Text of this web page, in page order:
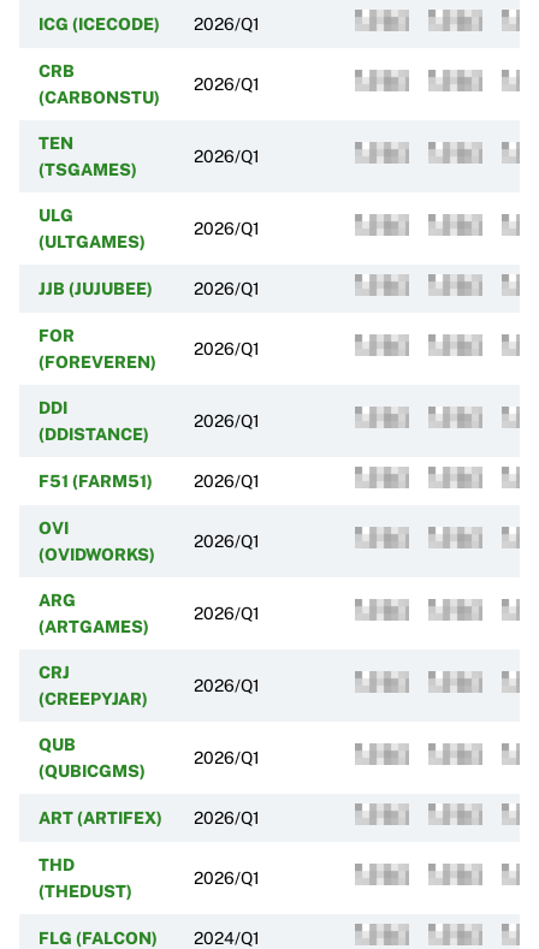
ICG (ICECODE) 2026/Q1
CRB
(CARBONSTU)
2026/Q1
TEN
(TSGAMES)
2026/Q1
ULG
(ULTGAMES)
2026/Q1
JJB (JUJUBEE) 2026/Q1
FOR
(FOREVEREN)
2026/Q1
DDI
(DDISTANCE)
2026/Q1
F51 (FARM51) 2026/Q1
OVI
(OVIDWORKS)
2026/Q1
ARG
(ARTGAMES)
2026/Q1
CRJ
(CREEPYJAR)
2026/Q1
QUB
(QUBICGMS)
2026/Q1
ART (ARTIFEX) 2026/Q1
THD
(THEDUST)
2026/Q1
FLG (FALCON) 2024/Q1